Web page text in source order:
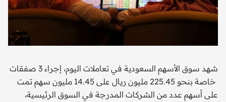
شهد سوق الأسهم السعودية في تعاملات اليوم، إجراء 3 صفقات
خاصة بنحو 225.45 مليون ريال على 14.45 مليون سهم تمت
عدد من الشركات المدرجة في السوق الرئيسية،